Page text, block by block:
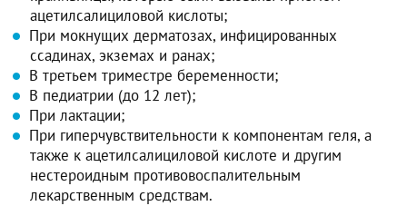
ацетилсалициловой кислоты;
При мокнущих дерматозах, инфицированных
ссадинах, экземах и ранах;
В третьем триместре беременности;
В педиатрии (до 12 лет);
При лактации;
При гиперчувствительности к компонентам геля, а
также к ацетилсалициловой кислоте и другим
нестероидным противовоспалительным
лекарственным средствам.